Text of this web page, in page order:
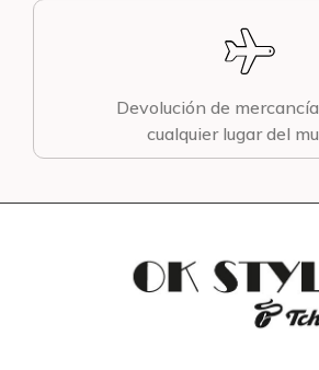
Devolución de
cualquier lugar del